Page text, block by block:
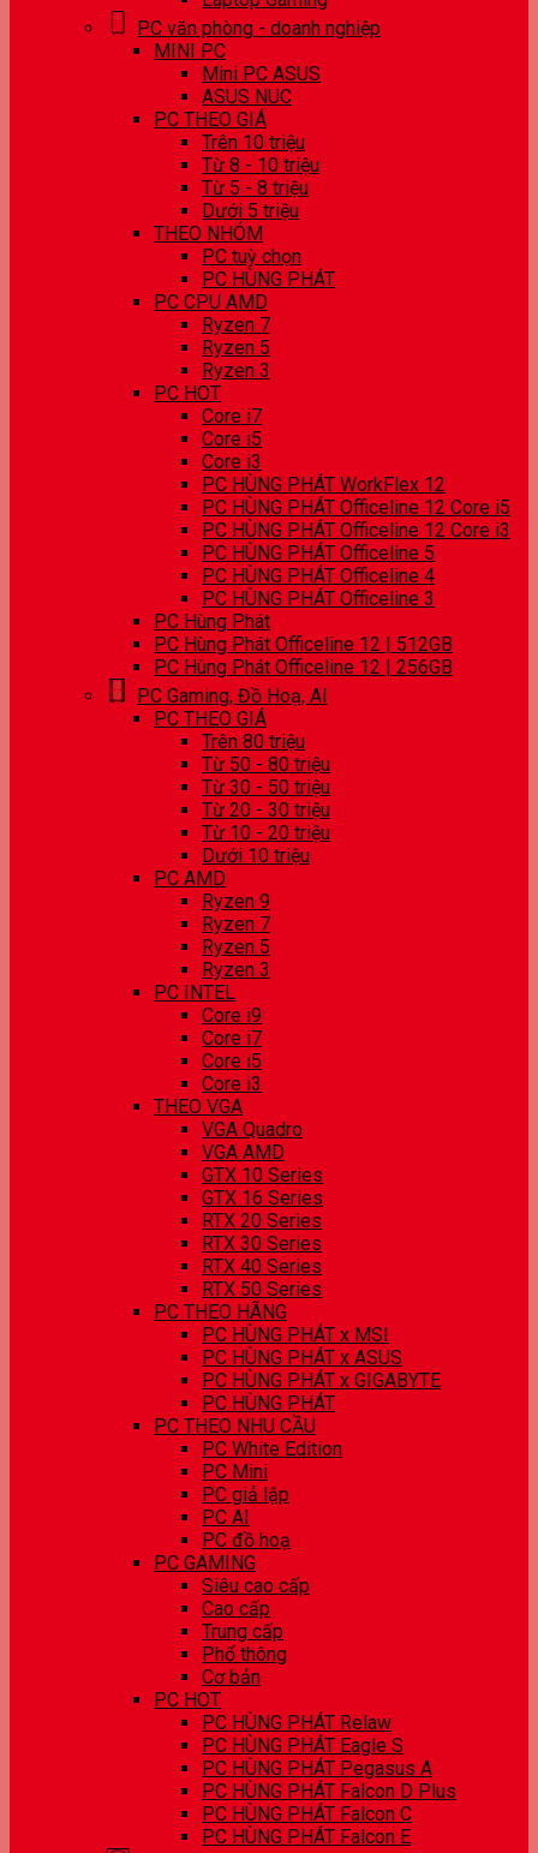
PC văn phòng - doanh nghiệp
MINI PC
Mini PC ASUS
ASUS NUC
PC THEO GIÁ
Trên 10 triệu
Từ 8 - 10 triệu
Từ 5 - 8 triệu
Dưới 5 triệu
THEO NHÓM
PC tuỳ chọn
PC HÙNG PHÁT
PC CPU AMD
Ryzen 7
Ryzen 5
Ryzen 3
PC HOT
Core i7
Core i5
Core i3
PC HÙNG PHÁT WorkFlex 12
PC HÙNG PHÁT Officeline 12 Core i5
PC HÙNG PHÁT Officeline 12 Core i3
PC HÙNG PHÁT Officeline 5
PC HÙNG PHÁT Officeline 4
PC HÙNG PHÁT Officeline 3
PC Hùng Phát
PC Hùng Phát Officeline 12 | 512GB
PC Hùng Phát Officeline 12 | 256GB
PC Gaming, Đồ Hoạ, AI
PC THEO GIÁ
Trên 80 triệu
Từ 50 - 80 triệu
Từ 30 - 50 triệu
Từ 20 - 30 triệu
Từ 10 - 20 triệu
Dưới 10 triệu
PC AMD
Ryzen 9
Ryzen 7
Ryzen 5
Ryzen 3
PC INTEL
Core i9
Core i7
Core i5
Core i3
THEO VGA
VGA Quadro
VGA AMD
GTX 10 Series
GTX 16 Series
RTX 20 Series
RTX 30 Series
RTX 40 Series
RTX 50 Series
PC THEO HÃNG
PC HÙNG PHÁT x MSI
PC HÙNG PHÁT x ASUS
PC HÙNG PHÁT x GIGABYTE
PC HÙNG PHÁT
PC THEO NHU CẦU
PC White Edition
PC Mini
PC giả lập
PC AI
PC đồ hoạ
PC GAMING
Siêu cao cấp
Cao cấp
Trung cấp
Phổ thông
Cơ bản
PC HOT
PC HÙNG PHÁT Relaw
PC HÙNG PHÁT Eagle S
PC HÙNG PHÁT Pegasus A
PC HÙNG PHÁT Falcon D Plus
PC HÙNG PHÁT Falcon C
PC HÙNG PHÁT Falcon E